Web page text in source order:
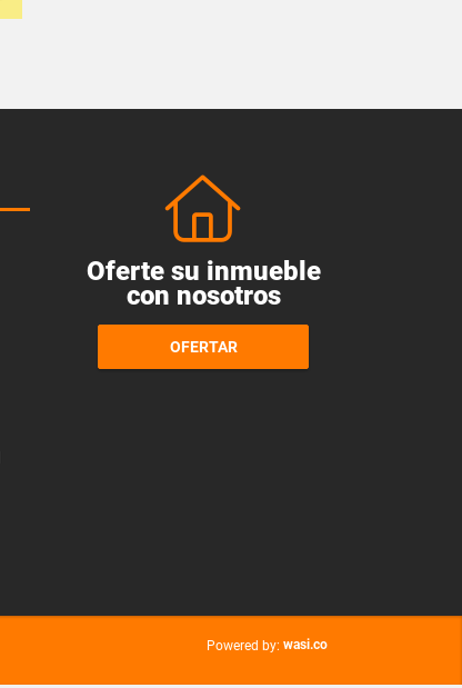
Oferte su inmueble
con nosotros
OFERTAR
Powered by: wasi.co